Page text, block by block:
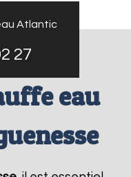
Atlantic
27
eau